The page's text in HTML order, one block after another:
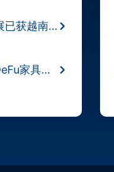
重磅！HOMELIFE越南展已获越南财政部
抢滩河内，掘金千亿！DeFu家具展11月